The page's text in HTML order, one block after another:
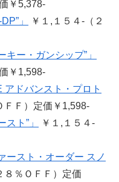
￥5,378-
」
￥１,１５４-（２
キー・ガンシップ”」
￥1,598-
アドバンスト・プロト
ＦＦ）定価￥1,598-
ト”」
￥１,１５４-
ースト・オーダー スノ
８％ＯＦＦ）定価